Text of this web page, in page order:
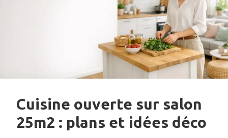
Cuisine ouverte sur salon
25m2 : plans et idées déco